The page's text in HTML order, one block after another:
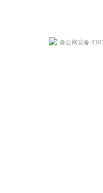
豫公网安备